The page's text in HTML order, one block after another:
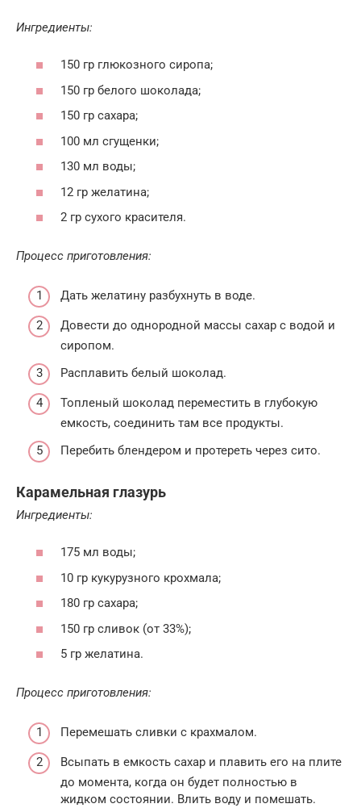
Ингредиенты:
150 гр глюкозного сиропа;
150 гр белого шоколада;
150 гр сахара;
100 мл сгущенки;
130 мл воды;
12 гр желатина;
2 гр сухого красителя.
Процесс приготовления:
Дать желатину разбухнуть в воде.
Довести до однородной массы сахар с водой и
сиропом.
Расплавить белый шоколад.
Топленый шоколад переместить в глубокую
емкость, соединить там все продукты.
Перебить блендером и протереть через сито.
Карамельная глазурь
Ингредиенты:
175 мл воды;
10 гр кукурузного крохмала;
180 гр сахара;
150 гр сливок (от 33%);
5 гр желатина.
Процесс приготовления:
Перемешать сливки с крахмалом.
Всыпать в емкость сахар и плавить его на плите
до момента, когда он будет полностью в
жидком состоянии. Влить воду и помешать.